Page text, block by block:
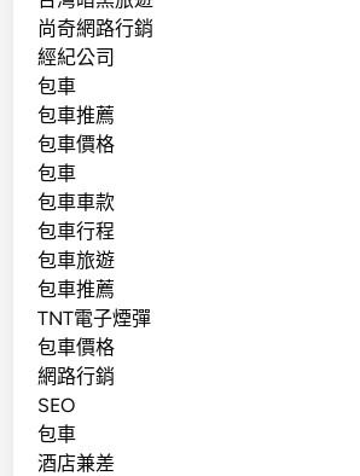
尚奇網路行銷
經紀公司
包車
包車推薦
包車價格
包車
包車車款
包車行程
包車旅遊
包車推薦
TNT電子煙彈
包車價格
網路行銷
SEO
包車
酒店兼差